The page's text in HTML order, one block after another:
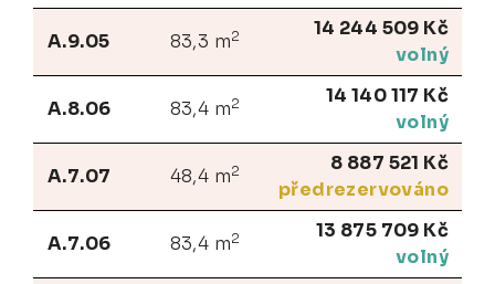
A.9.05 83,3 m2
14 244 509 Kč
volný
A.8.06 83,4 m2
14 140 117 Kč
volný
A.7.07 48,4 m2
8 887 521 Kč
předrezervováno
A.7.06 83,4 m2
13 875 709 Kč
volný